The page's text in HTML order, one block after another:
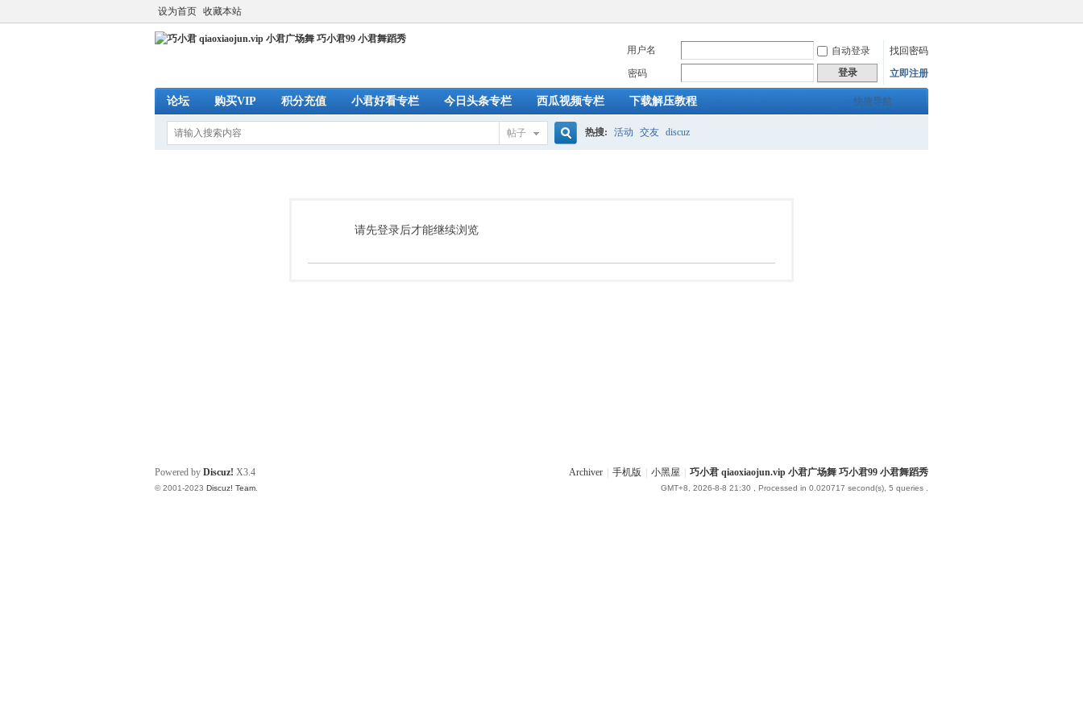
设为首页 收藏本站
用户名 自动登录
找回密码
密码
登录 立即注册
快捷导航
论坛 购买VIP 积分充值 小君好看专栏 今日头条专栏 西瓜视频专栏 下载解压教程
帖子 热搜: 活动 交友 discuz
请先登录后才能继续浏览
Archiver 手机版 小黑屋 巧小君 qiaoxiaojun.vip 小君广场舞 巧小君99 小君舞蹈秀
GMT+8, 2026-8-8 21:30 , Processed in 0.020717 second(s), 5 queries .
Powered by Discuz! X3.4
© 2001-2023 Discuz! Team